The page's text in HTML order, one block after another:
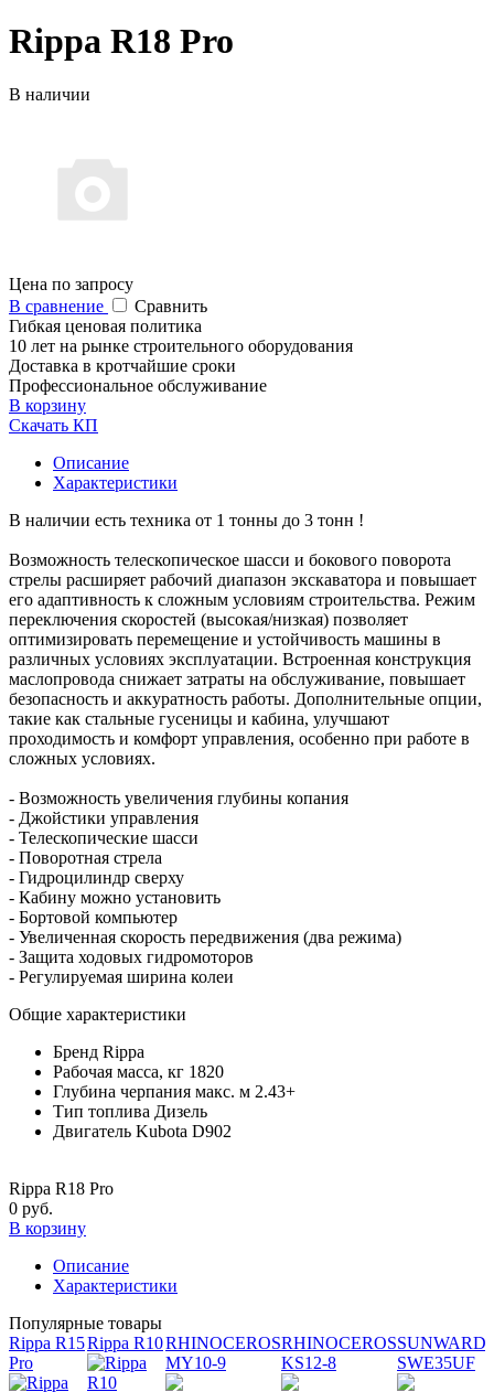
Rippa R18 Pro
В наличии
Цена по запросу
В сравнение
Сравнить
Гибкая ценовая политика
10 лет на рынке строительного оборудования
Доставка в кротчайшие сроки
Профессиональное обслуживание
В корзину
Скачать КП
Описание
Характеристики
В наличии есть техника от 1 тонны до 3 тонн !
Возможность телескопическое шасси и бокового поворота
стрелы расширяет рабочий диапазон экскаватора и повышает
его адаптивность к сложным условиям строительства. Режим
переключения скоростей (высокая/низкая) позволяет
оптимизировать перемещение и устойчивость машины в
различных условиях эксплуатации. Встроенная конструкция
маслопровода снижает затраты на обслуживание, повышает
безопасность и аккуратность работы. Дополнительные опции,
такие как стальные гусеницы и кабина, улучшают
проходимость и комфорт управления, особенно при работе в
сложных условиях.
- Возможность увеличения глубины копания
- Джойстики управления
- Телескопические шасси
- Поворотная стрела
- Гидроцилиндр сверху
- Кабину можно установить
- Бортовой компьютер
- Увеличенная скорость передвижения (два режима)
- Защита ходовых гидромоторов
- Регулируемая ширина колеи
Общие характеристики
Бренд Rippa
Рабочая масса, кг 1820
Глубина черпания макс. м 2.43+
Тип топлива Дизель
Двигатель Kubota D902
Rippa R18 Pro
0 руб.
В корзину
Описание
Характеристики
Популярные товары
Rippa R15
Pro
Rippa R10RHINOCEROS
MY10-9
RHINOCEROS
KS12-8
SUNWARD
SWE35UF